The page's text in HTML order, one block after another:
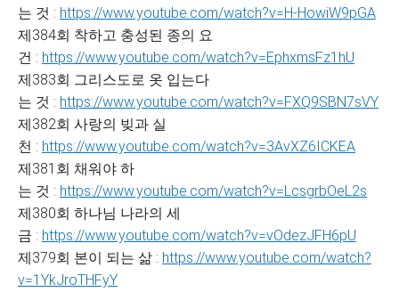
는 것 : https://www.youtube.com/watch?v=H-HowiW9pGA
제384회 착하고 충성된 종의 요
건 : https://www.youtube.com/watch?v=EphxmsFz1hU
제383회 그리스도로 옷 입는다
는 것 : https://www.youtube.com/watch?v=FXQ9SBN7sVY
제382회 사랑의 빚과 실
천 : https://www.youtube.com/watch?v=3AvXZ6ICKEA
제381회 채워야 하
는 것 : https://www.youtube.com/watch?v=LcsgrbOeL2s
제380회 하나님 나라의 세
금 : https://www.youtube.com/watch?v=vOdezJFH6pU
제379회 본이 되는 삶 : https://www.youtube.com/watch?
v=1YkJroTHFyY